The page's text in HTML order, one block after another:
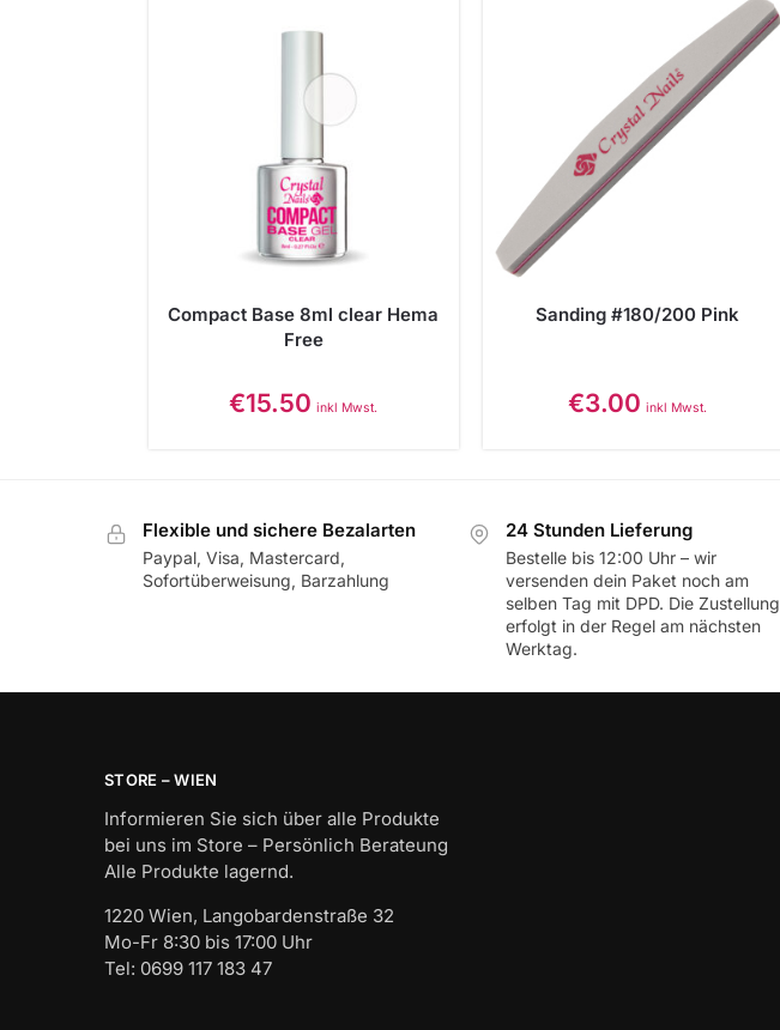
Compact Base 8ml clear Hema
Free
€15.50 inkl Mwst.
Sanding #180/200 Pink
€3.00 inkl Mwst.
Flexible und sichere Bezalarten
Paypal, Visa, Mastercard,
Sofortüberweisung, Barzahlung
24 Stunden Lieferung
Bestelle bis 12:00 Uhr – wir
versenden dein Paket noch am
selben Tag mit DPD. Die Zustellung
erfolgt in der Regel am nächsten
Werktag.
STORE – WIEN
Informieren Sie sich über alle Produkte
bei uns im Store – Persönlich Berateung
Alle Produkte lagernd.
1220 Wien, Langobardenstraße 32
Mo-Fr 8:30 bis 17:00 Uhr
Tel: 0699 117 183 47